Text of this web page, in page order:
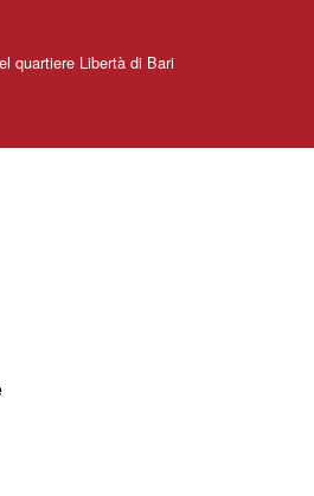
quartiere Libertà di Bari